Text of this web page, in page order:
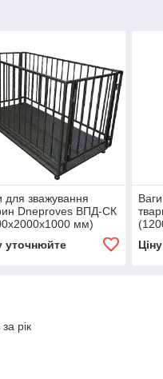
для зважування
Dneproves ВПД-СК
мм)
уточнюйте
рік